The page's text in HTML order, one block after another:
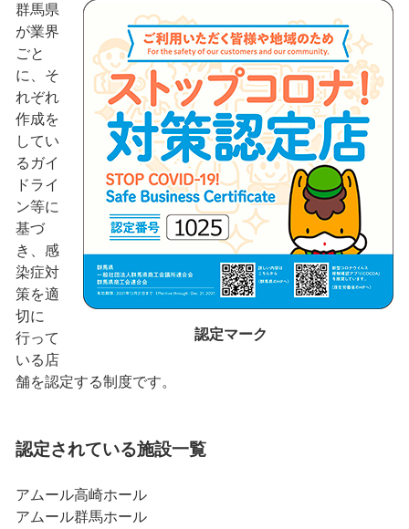
認定マーク
群馬県
が業界
ごと
に、そ
れぞれ
作成を
してい
るガイ
ドライ
ン等に
基づ
き、感
染症対
策を適
切に
行って
いる店
舗を認定する制度です。
認定されている施設一覧
アムール高崎ホール
アムール群馬ホール